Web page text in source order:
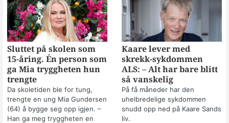
Sluttet på skolen som
15-åring. Én person som
ga Mia tryggheten hun
trengte
Da skoletiden ble for tung,
trengte en ung Mia Gundersen
(64) å bygge seg opp igjen. –
Han ga meg tryggheten en
Kaare lever med
skrekk-sykdommen
ALS: – Alt har bare blitt
så vanskelig
På få måneder har den
uhelbredelige sykdommen
snudd opp ned på Kaare Sands
liv.